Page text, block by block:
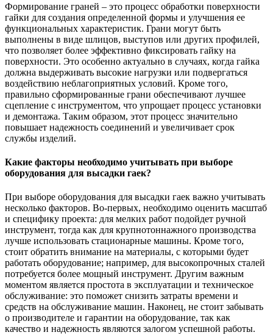
Формирование граней – это процесс обработки поверхности
гайки для создания определенной формы и улучшения ее
функциональных характеристик. Грани могут быть
выполнены в виде шлицов, выступов или других профилей,
что позволяет более эффективно фиксировать гайку на
поверхности. Это особенно актуально в случаях, когда гайка
должна выдерживать высокие нагрузки или подвергаться
воздействию неблагоприятных условий. Кроме того,
правильно сформированные грани обеспечивают лучшее
сцепление с инструментом, что упрощает процесс установки
и демонтажа. Таким образом, этот процесс значительно
повышает надежность соединений и увеличивает срок
службы изделий.
Какие факторы необходимо учитывать при выборе
оборудования для высадки гаек?
При выборе оборудования для высадки гаек важно учитывать
несколько факторов. Во-первых, необходимо оценить масштаб
и специфику проекта: для мелких работ подойдет ручной
инструмент, тогда как для крупнотоннажного производства
лучше использовать стационарные машины. Кроме того,
стоит обратить внимание на материалы, с которыми будет
работать оборудование; например, для высокопрочных сталей
потребуется более мощный инструмент. Другим важным
моментом является простота в эксплуатации и техническое
обслуживание: это поможет снизить затраты времени и
средств на обслуживание машин. Наконец, не стоит забывать
о производителе и гарантии на оборудование, так как
качество и надежность являются залогом успешной работы.